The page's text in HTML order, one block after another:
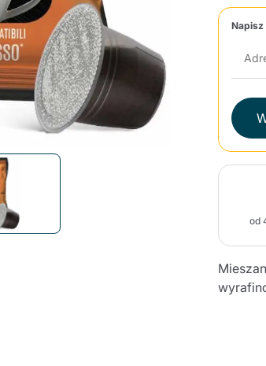
Pop Caffè Gattopardo
Lavazza Firma
Akcesoria Maracatú
Napisz
od